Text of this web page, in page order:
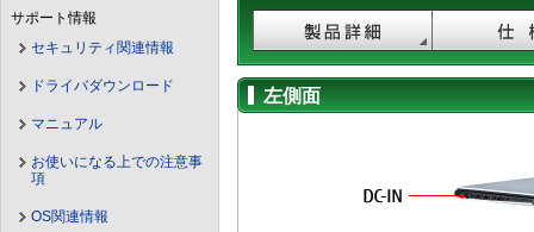
サポート情報
セキュリティ関連情報
ドライバダウンロード
マニュアル
お使いになる上での注意事
項
OS関連情報
左側面